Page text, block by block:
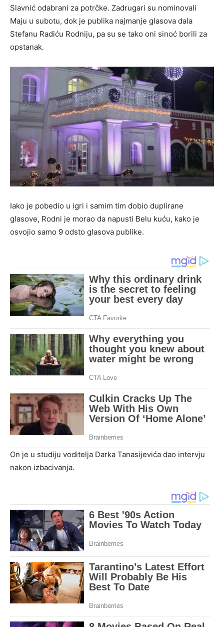
Slavnić odabrani za potrčke. Zadrugari su nominovali
Maju u subotu, dok je publika najmanje glasova dala
Stefanu Radiću Rodniju, pa su se tako oni sinoć borili za
opstanak.
Iako je pobedio u igri i samim tim dobio duplirane
glasove, Rodni je morao da napusti Belu kuću, kako je
osvojio samo 9 odsto glasova publike.
On je u studiju voditelja Darka Tanasijevića dao intervju
nakon izbacivanja.